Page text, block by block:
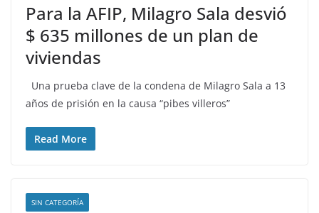
Para la AFIP, Milagro Sala desvió
$ 635 millones de un plan de
viviendas
Una prueba clave de la condena de Milagro Sala a 13
años de prisión en la causa “pibes villeros”
Read More
SIN CATEGORÍA